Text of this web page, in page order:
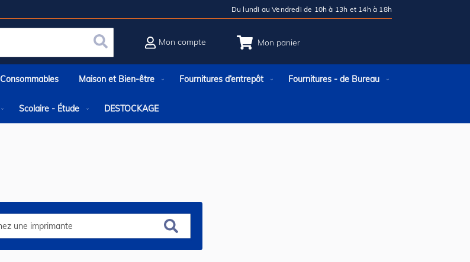
Du lundi au Vendredi de 10h à 13h et 14h à 18h
Mon panier
Rechercher
Mon compte
Consommables Maison et Bien-être Fournitures d’entrepôt Fournitures - de Bureau
Scolaire - Étude DESTOCKAGE